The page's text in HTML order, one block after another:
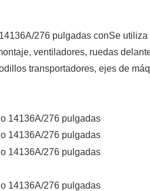
276 pulgadas conSe
ventiladores, ruedas
transportadores, ejes de